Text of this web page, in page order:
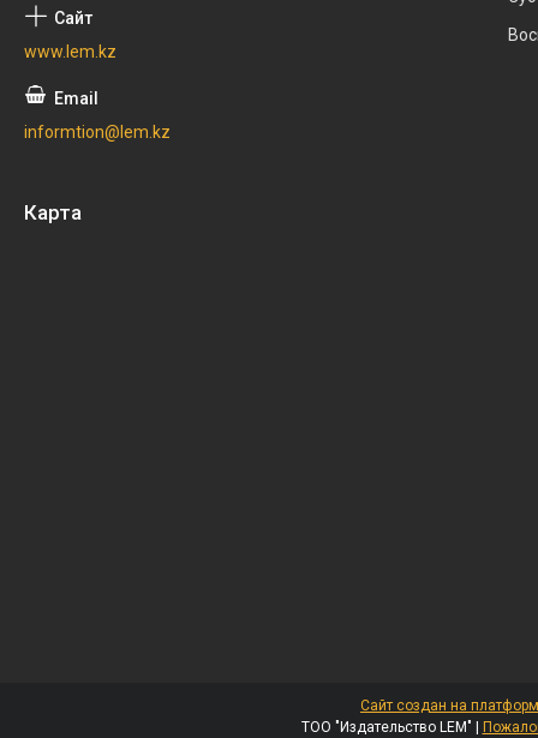
www.lem.kz
informtion@lem.kz
Карта
Сайт создан на
ТОО "Издательство LEM" |